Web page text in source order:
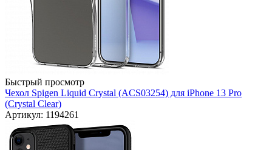
Быстрый просмотр
Чехол Spigen Liquid Crystal (ACS03254) для iPhone 13 Pro
(Crystal Clear)
Артикул: 1194261